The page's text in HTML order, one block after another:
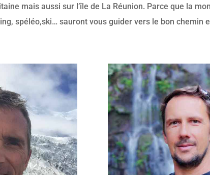
mais aussi sur l’île de La Réunion. Parce que la
spéléo,ski… sauront vous guider vers le bon chemin